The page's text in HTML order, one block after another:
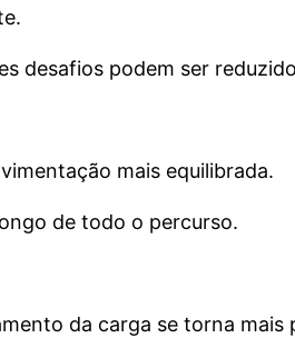
desafios podem ser
mais equilibrada.
de todo o percurso.
da carga se torna